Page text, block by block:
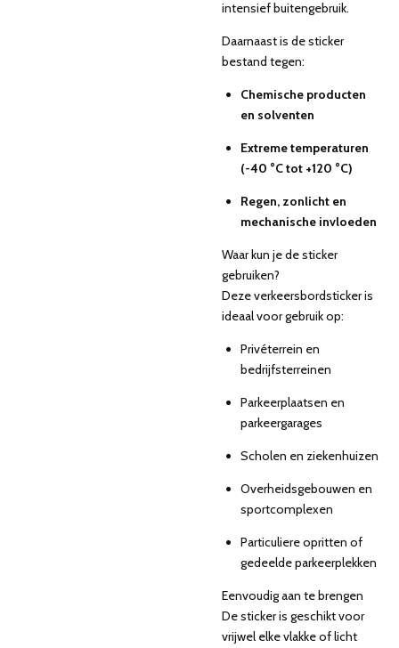
intensief buitengebruik.
Daarnaast is de sticker
bestand tegen:
Chemische producten
en solventen
Extreme temperaturen
(-40 °C tot +120 °C)
Regen, zonlicht en
mechanische invloeden
Waar kun je de sticker
gebruiken?
Deze verkeersbordsticker is
ideaal voor gebruik op:
Privéterrein en
bedrijfsterreinen
Parkeerplaatsen en
parkeergarages
Scholen en ziekenhuizen
Overheidsgebouwen en
sportcomplexen
Particuliere opritten of
gedeelde parkeerplekken
Eenvoudig aan te brengen
De sticker is geschikt voor
vrijwel elke vlakke of licht